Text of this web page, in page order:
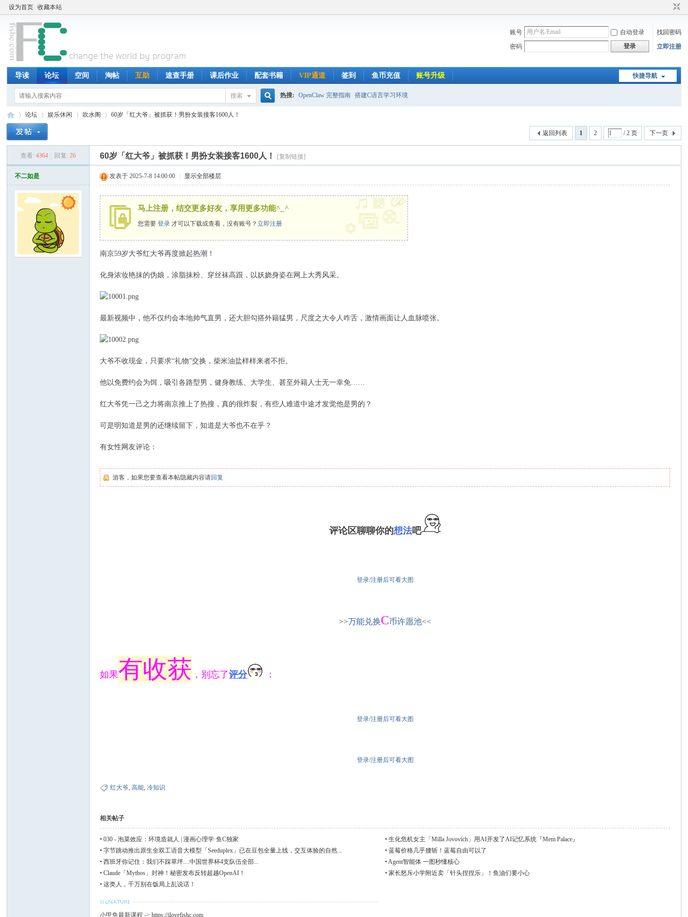
设为首页 收藏本站
账号 自动登录
找回密码
密码
登录 立即注册
快捷导航
导读 论坛 空间 淘帖 互助 速查手册 课后作业 配套书籍 VIP通道 签到 鱼币充值 账号升级
搜索
索
热搜: OpenClaw 完整指南 搭建C语言学习环境
论坛
›
娱乐休闲
›
吹水阁
›
60岁「红大爷」被抓获！男扮女装接客1600人！
1 2 / 2 页 下一页
返回列表
查看: 4364 回复: 26 60岁「红大爷」被抓获！男扮女装接客1600人！ [复制链接]
不二如是 发表于 2025-7-8 14:00:00 显示全部楼层
马上注册，结交更多好友，享用更多功能^_^
您需要登录 才可以下载或查看，没有账号？立即注册
x
南京59岁大爷红大爷再度掀起热潮！
化身浓妆艳抹的伪娘，涂脂抹粉、穿丝袜高跟，以妖娆身姿在网上大秀风采。
最新视频中，他不仅约会本地帅气直男，还大胆勾搭外籍猛男，尺度之大令人咋舌，激情画面让人血脉喷张。
大爷不收现金，只要求“礼物”交换，柴米油盐样样来者不拒。
他以免费约会为饵，吸引各路型男，健身教练、大学生、甚至外籍人士无一幸免……
红大爷凭一己之力将南京推上了热搜，真的很炸裂，有些人难道中途才发觉他是男的？
可是明知道是男的还继续留下，知道是大爷也不在乎？
有女性网友评论：
游客，如果您要查看本帖隐藏内容请回复
评论区聊聊你的想法吧
登录/注册后可看大图
>>万能兑换C币许愿池<<
如果有收获 ，别忘了评分 ：
登录/注册后可看大图
登录/注册后可看大图
红大爷,高能,冷知识
相关帖子
•030 - 泡菜效应：环境造就人 | 漫画心理学·鱼C独家 •生化危机女主「Milla Jovovich」用AI开发了AI记忆系统『Mem Palace』
•字节跳动推出原生全双工语音大模型「Seeduplex」已在豆包全量上线，交互体验的自然... •蓝莓价格几乎腰斩！蓝莓自由可以了
•西班牙你记住：我们不踩草坪....中国世界杯4支队伍全部... •Agent智能体 一图秒懂核心
•Claude「Mythos」封神！秘密发布反转超越OpenAI！ •家长怒斥小学附近卖「针头捏捏乐」！鱼油们要小心
•这类人，千万别在饭局上乱说话！
小甲鱼最新课程 ->https://ilovefishc.com